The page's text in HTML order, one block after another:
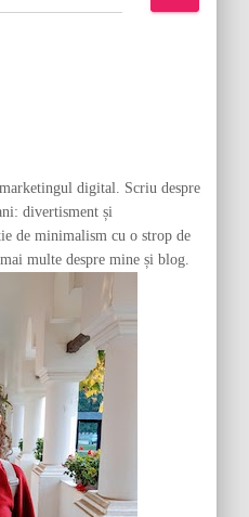
digital. Scriu despre
divertisment și
de minimalism cu o strop de
multe despre mine și blog.